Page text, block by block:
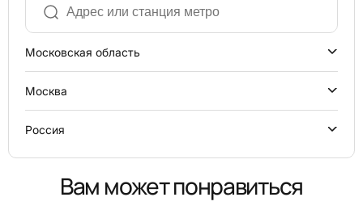
Московская область
Москва
Россия
Вам может понравиться